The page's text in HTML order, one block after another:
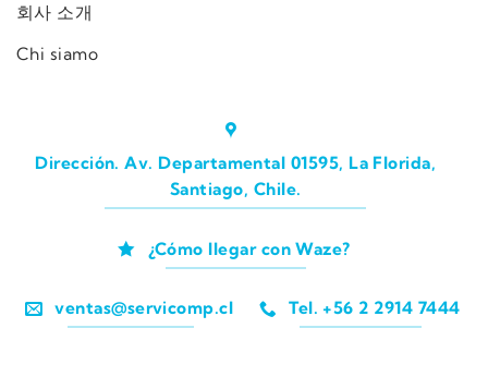
회사 소개
Chi siamo
Dirección. Av. Departamental 01595, La Florida,
Santiago, Chile.
¿Cómo llegar con Waze?
ventas@servicomp.cl Tel. +56 2 2914 7444